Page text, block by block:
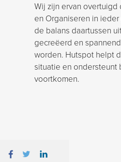
Wij zijn ervan
en Organiseren in
de balans daartussen
gecreëerd en
worden. Hutspot helpt
situatie en ondersteunt
voortkomen.